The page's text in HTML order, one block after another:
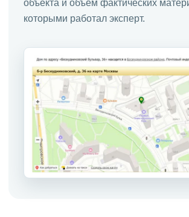
объекта и объём фактических
которыми работал эксперт.